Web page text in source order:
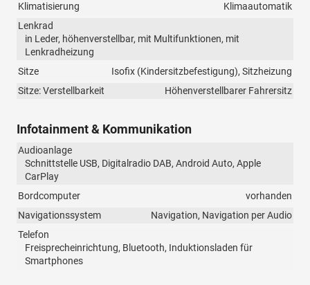
Klimatisierung
Klimaautomatik
Lenkrad
in Leder, höhenverstellbar, mit Multifunktionen, mit
Lenkradheizung
Sitze
Isofix (Kindersitzbefestigung), Sitzheizung
Sitze: Verstellbarkeit
Höhenverstellbarer Fahrersitz
Infotainment & Kommunikation
Audioanlage
Schnittstelle USB, Digitalradio DAB, Android Auto, Apple
CarPlay
Bordcomputer
vorhanden
Navigationssystem
Navigation, Navigation per Audio
Telefon
Freisprecheinrichtung, Bluetooth, Induktionsladen für
Smartphones